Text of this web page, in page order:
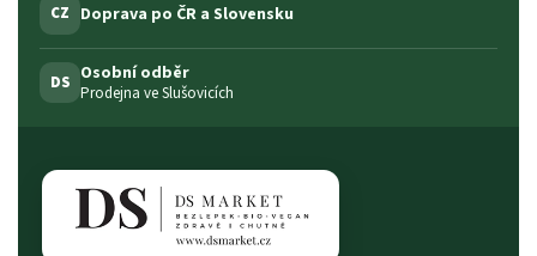
CZ Doprava po ČR a Slovensku
DS Osobní odběr
Prodejna ve Slušovicích